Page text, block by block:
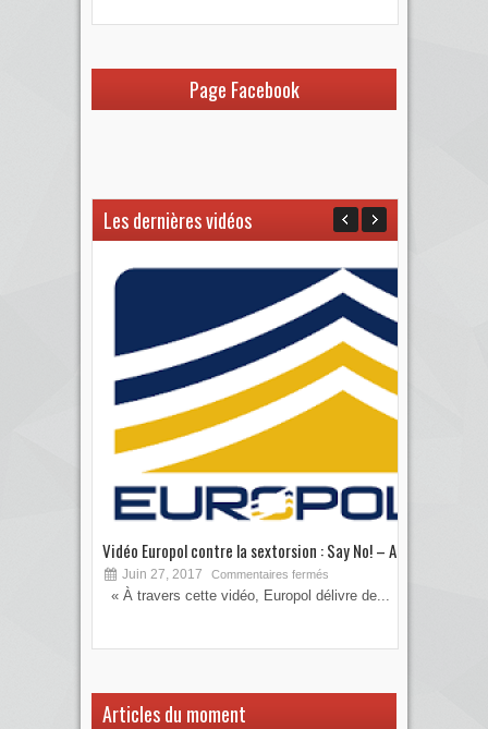
Page Facebook
Les dernières vidéos
Vidéo Europol contre la sextorsion : Say No! – A...
Juin 27, 2017 Commentaires fermés
« À travers cette vidéo, Europol délivre de...
Articles du moment